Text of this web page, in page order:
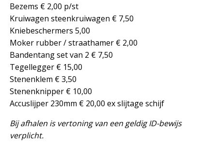
Bezems € 2,00 p/st
Kruiwagen steenkruiwagen € 7,50
Kniebeschermers 5,00
Moker rubber / straathamer € 2,00
Bandentang set van 2 € 7,50
Tegellegger € 15,00
Stenenklem € 3,50
Stenenknipper € 10,00
Accuslijper 230mm € 20,00 ex slijtage schijf
Bij afhalen is vertoning van een geldig ID-bewijs
verplicht.